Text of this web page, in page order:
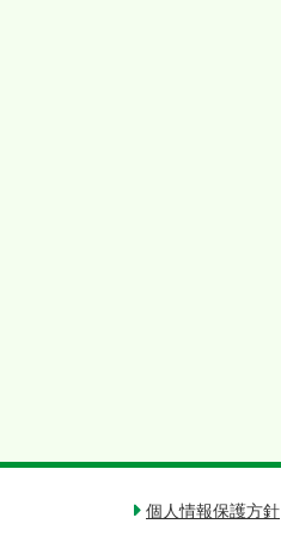
個人情報保護方針